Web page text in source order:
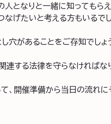
人となりと一緒に知ってもら
げたいと考える方もいるでし
穴があることをご存知でしょ
連する法律を守らなければな
、開催準備から当日の流れに